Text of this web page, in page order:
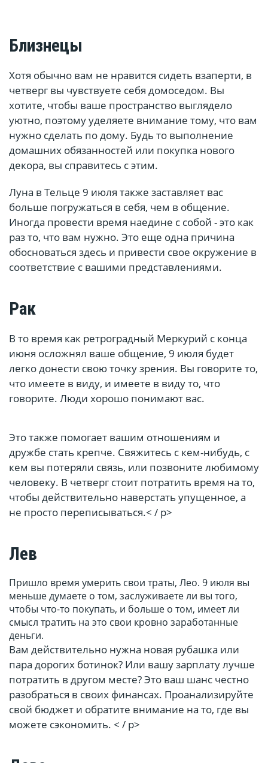
Близнецы
Хотя обычно вам не нравится сидеть взаперти, в
четверг вы чувствуете себя домоседом. Вы
хотите, чтобы ваше пространство выглядело
уютно, поэтому уделяете внимание тому, что вам
нужно сделать по дому. Будь то выполнение
домашних обязанностей или покупка нового
декора, вы справитесь с этим.
Луна в Тельце 9 июля также заставляет вас
больше погружаться в себя, чем в общение.
Иногда провести время наедине с собой - это как
раз то, что вам нужно. Это еще одна причина
обосноваться здесь и привести свое окружение в
соответствие с вашими представлениями.
Рак
В то время как ретроградный Меркурий с конца
июня осложнял ваше общение, 9 июля будет
легко донести свою точку зрения. Вы говорите то,
что имеете в виду, и имеете в виду то, что
говорите. Люди хорошо понимают вас.
Это также помогает вашим отношениям и
дружбе стать крепче. Свяжитесь с кем-нибудь, с
кем вы потеряли связь, или позвоните любимому
человеку. В четверг стоит потратить время на то,
чтобы действительно наверстать упущенное, а
не просто переписываться.< / p>
Лев
Пришло время умерить свои траты, Лео. 9 июля вы
меньше думаете о том, заслуживаете ли вы того,
чтобы что-то покупать, и больше о том, имеет ли
смысл тратить на это свои кровно заработанные
деньги.
Вам действительно нужна новая рубашка или
пара дорогих ботинок? Или вашу зарплату лучше
потратить в другом месте? Это ваш шанс честно
разобраться в своих финансах. Проанализируйте
свой бюджет и обратите внимание на то, где вы
можете сэкономить. < / p>